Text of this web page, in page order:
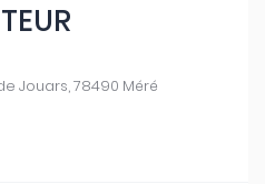
Jouars, 78490 Méré